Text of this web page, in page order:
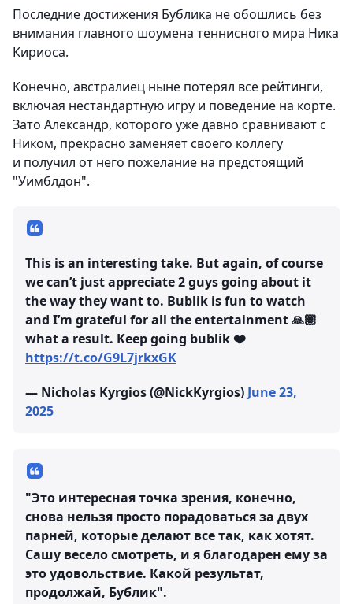
Последние достижения Бублика не обошлись без
внимания главного шоумена теннисного мира Ника
Кириоса.
Конечно, австралиец ныне потерял все рейтинги,
включая нестандартную игру и поведение на корте.
Зато Александр, которого уже давно сравнивают с
Ником, прекрасно заменяет своего коллегу
и получил от него пожелание на предстоящий
"Уимблдон".
This is an interesting take. But again, of course
we can’t just appreciate 2 guys going about it
the way they want to. Bublik is fun to watch
and I’m grateful for all the entertainment 🙏🏽
what a result. Keep going bublik ❤️
https://t.co/G9L7jrkxGK
— Nicholas Kyrgios (@NickKyrgios) June 23,
2025
"Это интересная точка зрения, конечно,
снова нельзя просто порадоваться за двух
парней, которые делают все так, как хотят.
Сашу весело смотреть, и я благодарен ему за
это удовольствие. Какой результат,
продолжай, Бублик".